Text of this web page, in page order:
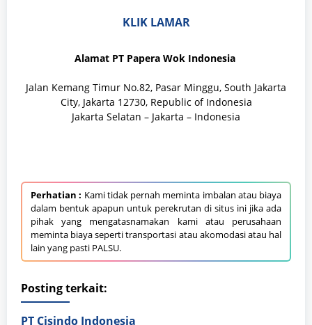
KLIK LAMAR
Alamat PT Papera Wok Indonesia
Jalan Kemang Timur No.82, Pasar Minggu, South Jakarta
City, Jakarta 12730, Republic of Indonesia
Jakarta Selatan – Jakarta – Indonesia
Perhatian : Kami tidak pernah meminta imbalan atau biaya
dalam bentuk apapun untuk perekrutan di situs ini jika ada
pihak yang mengatasnamakan kami atau perusahaan
meminta biaya seperti transportasi atau akomodasi atau hal
lain yang pasti PALSU.
Posting terkait:
PT Cisindo Indonesia